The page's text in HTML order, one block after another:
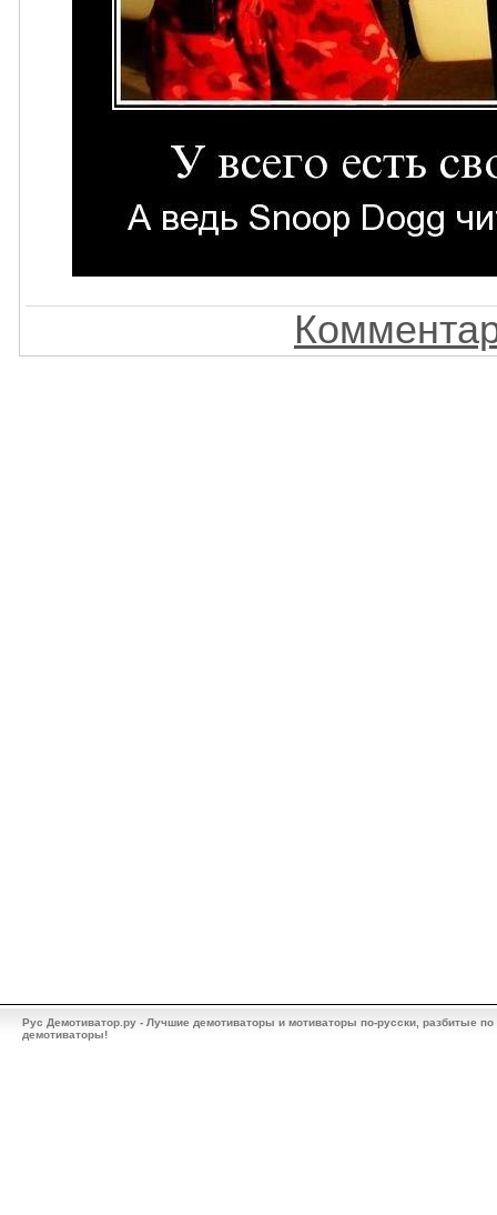
Рус Демотиватор.ру - Лучшие демотиваторы и мотиваторы по-русски, разбитые
демотиваторы!